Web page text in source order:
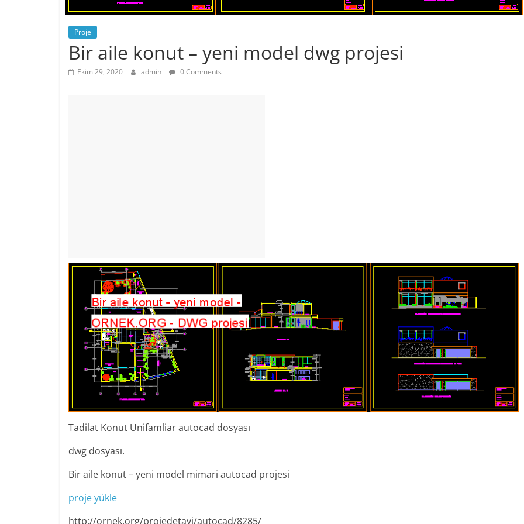
Proje
Bir aile konut – yeni model dwg projesi
Ekim 29, 2020 admin 0 Comments
Tadilat Konut Unifamliar autocad dosyası
dwg dosyası.
Bir aile konut – yeni model mimari autocad projesi
proje yükle
http://ornek.org/projedetayi/autocad/8285/